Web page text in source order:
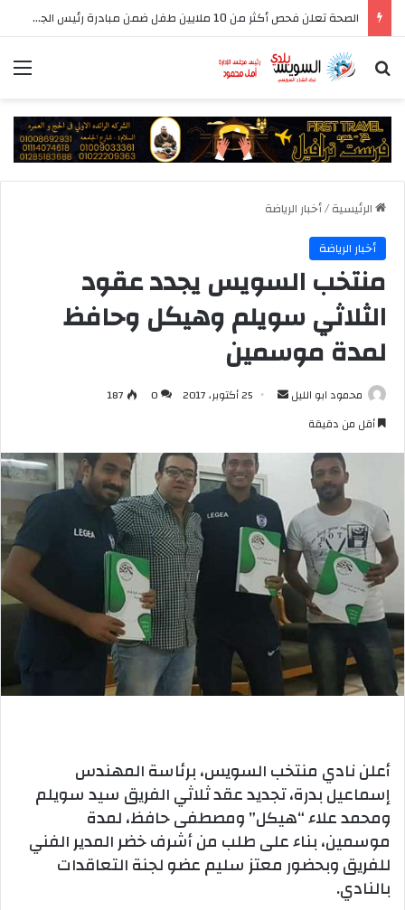
الصحة تعلن فحص أكثر من 10 ملايين طفل ضمن مبادرة رئيس الجمهورية للكشف المبكر وعلاج فقدان السمع لدى حديثي الولادة
بحث عن
الرئيسية/أخبار الرياضة
أخبار الرياضة
منتخب السويس يجدد عقود
الثلاثي سويلم وهيكل وحافظ
لمدة موسمين
محمود ابو الليل
أرسل 25 أكتوبر، 2017 0
187
أقل من دقيقة
أعلن نادي منتخب السويس، برئاسة المهندس
إسماعيل بدرة، تجديد عقد ثلاثي الفريق سيد سويلم
ومحمد علاء “هيكل” ومصطفى حافظ، لمدة
موسمين، بناء على طلب من أشرف خضر المدير الفني
للفريق وبحضور معتز سليم عضو لجنة التعاقدات
بالنادي.